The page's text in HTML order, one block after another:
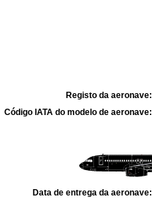
Registo da aeronave:
Código IATA do modelo de aeronave:
Data de entrega da aeronave: